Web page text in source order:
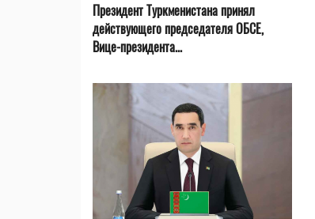
Президент Туркменистана принял
действующего председателя ОБСЕ,
Вице-президента...